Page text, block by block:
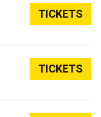
TICKETS
TICKETS